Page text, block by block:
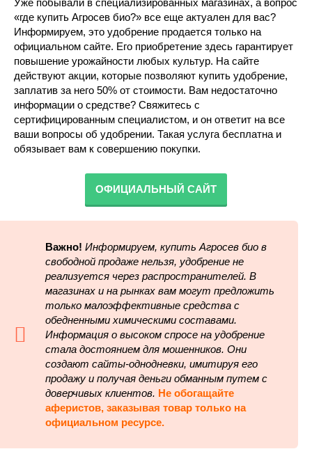
Уже побывали в специализированных магазинах, а вопрос
«где купить Агросев био?» все еще актуален для вас?
Информируем, это удобрение продается только на
официальном сайте. Его приобретение здесь гарантирует
повышение урожайности любых культур. На сайте
действуют акции, которые позволяют купить удобрение,
заплатив за него 50% от стоимости. Вам недостаточно
информации о средстве? Свяжитесь с
сертифицированным специалистом, и он ответит на все
ваши вопросы об удобрении. Такая услуга бесплатна и
обязывает вам к совершению покупки.
ОФИЦИАЛЬНЫЙ САЙТ
Важно! Информируем, купить Агросев био в
свободной продаже нельзя, удобрение не
реализуется через распространителей. В
магазинах и на рынках вам могут предложить
только малоэффективные средства с
обедненными химическими составами.
Информация о высоком спросе на удобрение
стала достоянием для мошенников. Они
создают сайты-однодневки, имитируя его
продажу и получая деньги обманным путем с
доверчивых клиентов. Не обогащайте
аферистов, заказывая товар только на
официальном ресурсе.